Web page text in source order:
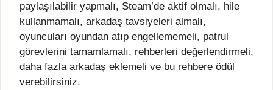
paylaşılabilir yapmalı, Steam’de aktif olmalı, hile
kullanmamalı, arkadaş tavsiyeleri almalı,
oyuncuları oyundan atıp engellememeli, patrul
görevlerini tamamlamalı, rehberleri değerlendirmeli,
daha fazla arkadaş eklemeli ve bu rehbere ödül
verebilirsiniz.